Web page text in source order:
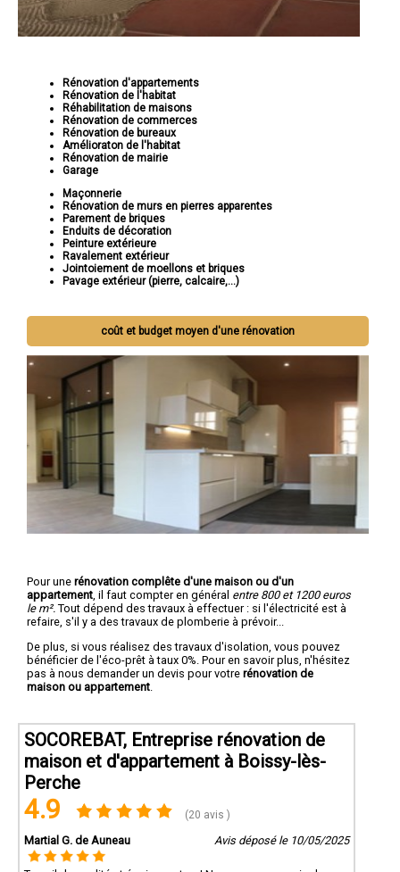
Rénovation d'appartements
Rénovation de l'habitat
Réhabilitation de maisons
Rénovation de commerces
Rénovation de bureaux
Amélioraton de l'habitat
Rénovation de mairie
Garage
Maçonnerie
Rénovation de murs en pierres apparentes
Parement de briques
Enduits de décoration
Peinture extérieure
Ravalement extérieur
Jointoiement de moellons et briques
Pavage extérieur (pierre, calcaire,...)
coût et budget moyen d'une rénovation
Pour une rénovation complête d'une maison ou d'un
appartement , il faut compter en général entre 800 et 1200 euros
le m². Tout dépend des travaux à effectuer : si l'électricité est à
refaire, s'il y a des travaux de plomberie à prévoir...
De plus, si vous réalisez des travaux d'isolation, vous pouvez
bénéficier de l'éco-prêt à taux 0%. Pour en savoir plus, n'hésitez
pas à nous demander un devis pour votre rénovation de
maison ou appartement
SOCOREBAT, Entreprise rénovation de
maison et d'appartement à Boissy-lès-
Perche
4.9 (20 avis )
Martial G. de Auneau Avis déposé le 10/05/2025